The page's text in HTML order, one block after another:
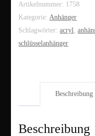
Artikelnummer: 1758
Kategorie:Anhänger
Schlagwörter:acryl,
schlüsselanhänger
Beschreibung
Beschreibung